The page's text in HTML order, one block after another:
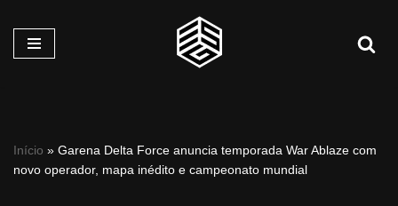
Pular
Início » Garena Delta Force anuncia temporada War Ablaze com
novo operador, mapa inédito e campeonato mundial